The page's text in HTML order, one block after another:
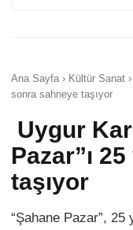
Ana Sayfa › Kültür Sanat
sonra sahneye taşıyor
Uygur
Pazar”ı
taşıyor
“Şahane Pazar”,